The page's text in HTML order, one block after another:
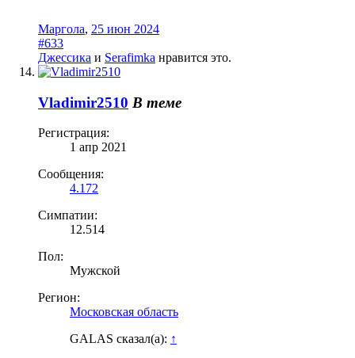
Маргола, 25 июн 2024
#633
Джессика и Serafimka нравится это.
Vladimir2510 В теме
Регистрация:
1 апр 2021
Сообщения:
4.172
Симпатии:
12.514
Пол:
Мужской
Регион:
Московская область
GALAS сказал(а): ↑